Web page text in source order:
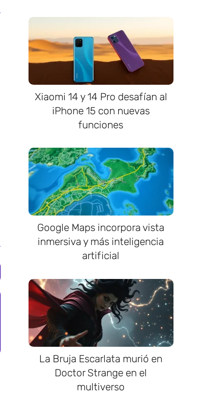
Xiaomi 14 y 14 Pro desafían al
iPhone 15 con nuevas
funciones
Google Maps incorpora vista
inmersiva y más inteligencia
artificial
La Bruja Escarlata murió en
Doctor Strange en el
multiverso